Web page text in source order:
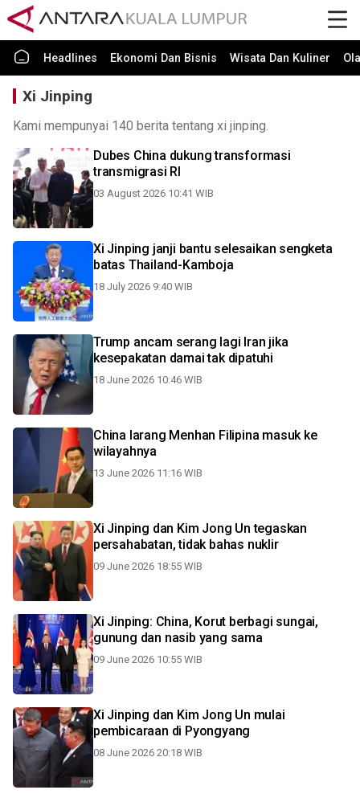
Headlines Ekonomi Dan Bisnis Wisata Dan Kuliner
Xi Jinping
Kami mempunyai 140 berita tentang xi jinping.
Dubes China dukung transformasi
transmigrasi RI
03 August 2026 10:41 WIB
Xi Jinping janji bantu selesaikan sengketa
batas Thailand-Kamboja
18 July 2026 9:40 WIB
Trump ancam serang lagi Iran jika
kesepakatan damai tak dipatuhi
18 June 2026 10:46 WIB
China larang Menhan Filipina masuk ke
wilayahnya
13 June 2026 11:16 WIB
Xi Jinping dan Kim Jong Un tegaskan
persahabatan, tidak bahas nuklir
09 June 2026 18:55 WIB
Xi Jinping: China, Korut berbagi sungai,
gunung dan nasib yang sama
09 June 2026 10:55 WIB
Xi Jinping dan Kim Jong Un mulai
pembicaraan di Pyongyang
08 June 2026 20:18 WIB